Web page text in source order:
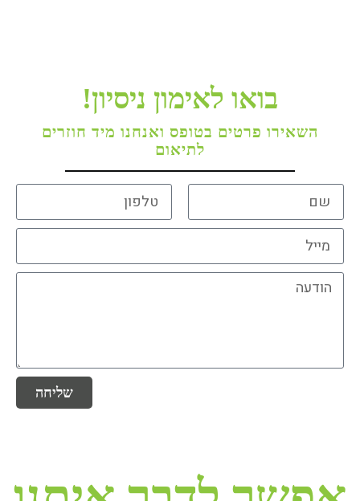
בואו לאימון ניסיון!
השאירו פרטים בטופס ואנחנו מיד חוזרים
לתיאום
שליחה